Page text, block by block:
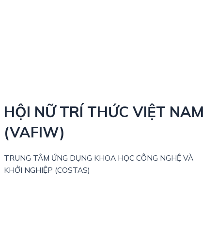
HỘI NỮ TRÍ THỨC VIỆT NAM
(VAFIW)
TRUNG TÂM ỨNG DỤNG KHOA HỌC CÔNG NGHỆ VÀ
KHỞI NGHIỆP (COSTAS)